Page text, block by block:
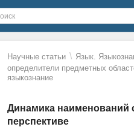
Научные статьи \ Язык.
определители предметных
языкознание
Динамика наименований
перспективе